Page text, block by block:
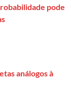
pode
análogos à